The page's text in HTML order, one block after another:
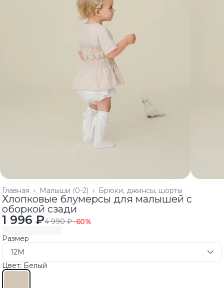
Брюки, джинсы, шорты
Малыши (0-2) ›
Главная ›
Хлопковые блумерсы для малышей с
оборкой сзади
1 996 ₽4 990 ₽−60%
Размер
12M
Цвет: Белый